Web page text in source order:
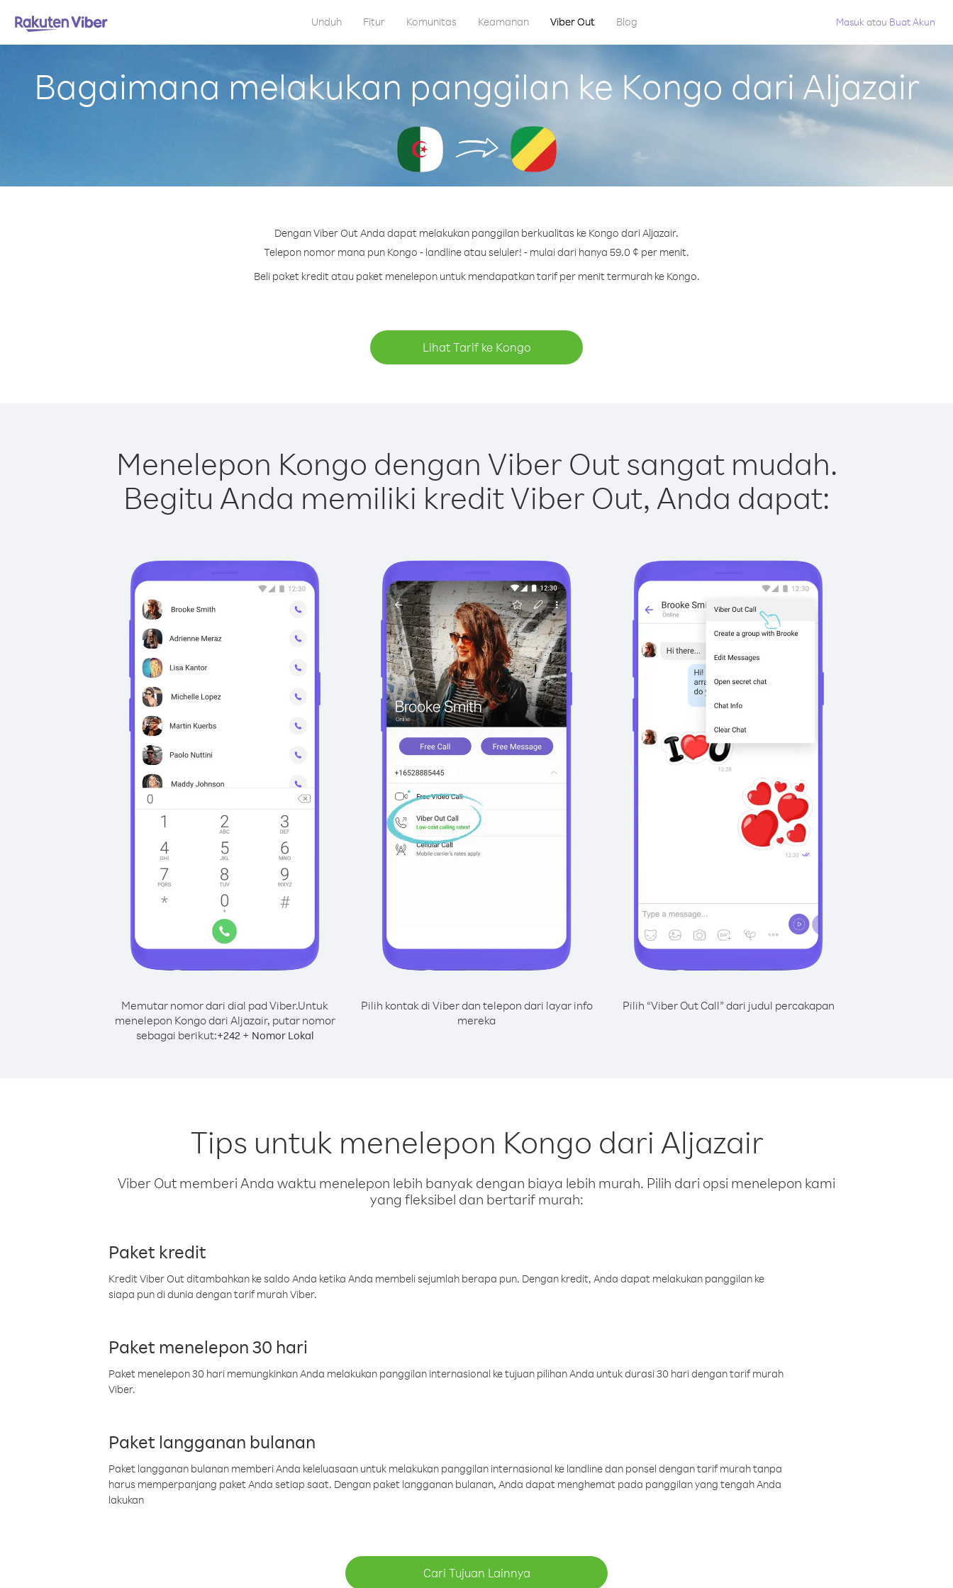
Unduh Fitur Komunitas Keamanan Viber Out Blog Masuk atau Buat Akun
Bagaimana melakukan panggilan ke Kongo dari Aljazair
Dengan Viber Out Anda dapat melakukan panggilan berkualitas ke Kongo dari Aljazair.
Telepon nomor mana pun Kongo - landline atau seluler! - mulai dari hanya 59.0 ¢ per menit.
Beli paket kredit atau paket menelepon untuk mendapatkan tarif per menit termurah ke Kongo.
Lihat Tarif ke Kongo
Menelepon Kongo dengan Viber Out sangat mudah.
Begitu Anda memiliki kredit Viber Out, Anda dapat:
Memutar nomor dari dial pad Viber.Untuk
menelepon Kongo dari Aljazair, putar nomor
sebagai berikut:+242+ Nomor Lokal
Pilih kontak di Viber dan telepon dari layar info
mereka
Pilih “Viber Out Call” dari judul percakapan
Tips untuk menelepon Kongo dari Aljazair
Viber Out memberi Anda waktu menelepon lebih banyak dengan biaya lebih murah. Pilih dari opsi menelepon kami
yang fleksibel dan bertarif murah:
Paket kredit
Kredit Viber Out ditambahkan ke saldo Anda ketika Anda membeli sejumlah berapa pun. Dengan kredit, Anda dapat melakukan panggilan ke
siapa pun di dunia dengan tarif murah Viber.
Paket menelepon 30 hari
Paket menelepon 30 hari memungkinkan Anda melakukan panggilan internasional ke tujuan pilihan Anda untuk durasi 30 hari dengan tarif murah
Viber.
Paket langganan bulanan
Paket langganan bulanan memberi Anda keleluasaan untuk melakukan panggilan internasional ke landline dan ponsel dengan tarif murah tanpa
harus memperpanjang paket Anda setiap saat. Dengan paket langganan bulanan, Anda dapat menghemat pada panggilan yang tengah Anda
lakukan
Cari Tujuan Lainnya